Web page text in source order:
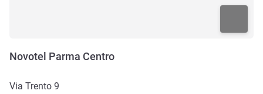
Novotel Parma Centro
Via Trento 9